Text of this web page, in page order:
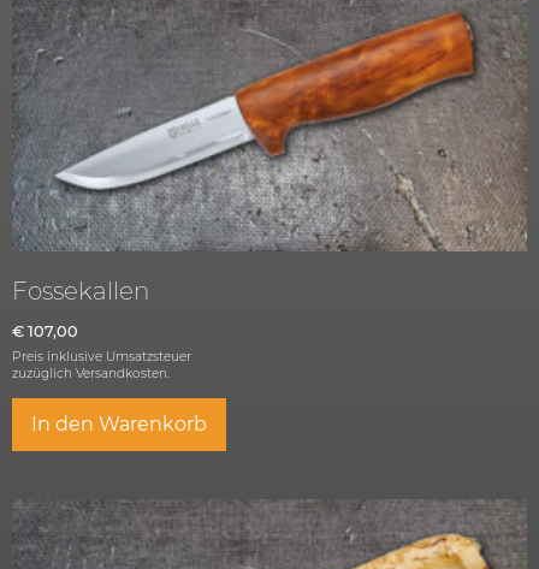
Fossekallen
€ 107,00
Preis inklusive Umsatzsteuer
zuzüglich Versandkosten.
In den Warenkorb